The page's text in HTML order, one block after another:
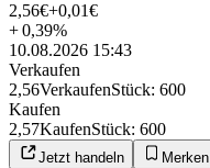
2,56€+0,01€
+0,39%
10.08.2026 15:43
Verkaufen
2,56VerkaufenStück: 600
Kaufen
2,57KaufenStück: 600
Jetzt handeln Merken